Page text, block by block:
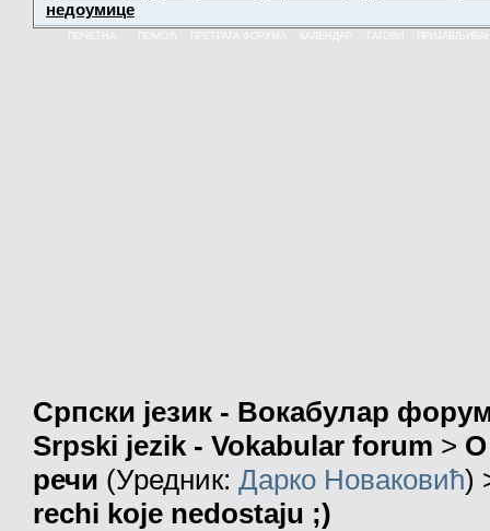
недоумице
КАЛЕНДАР
Српски језик - Вокабулар
Srpski jezik - Vokabular forum > О
речи (Уредник: Дарко Новаковић)
rechi koje nedostaju ;)